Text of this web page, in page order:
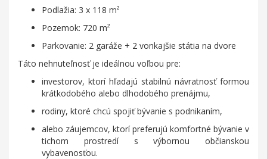
Podlažia: 3 x 118 m²
Pozemok: 720 m²
Parkovanie: 2 garáže + 2 vonkajšie státia na dvore
Táto nehnuteľnosť je ideálnou voľbou pre:
investorov, ktorí hľadajú stabilnú návratnosť formou
krátkodobého alebo dlhodobého prenájmu,
rodiny, ktoré chcú spojiť bývanie s podnikaním,
alebo záujemcov, ktorí preferujú komfortné bývanie v
tichom prostredí s výbornou občianskou
vybavenosťou.